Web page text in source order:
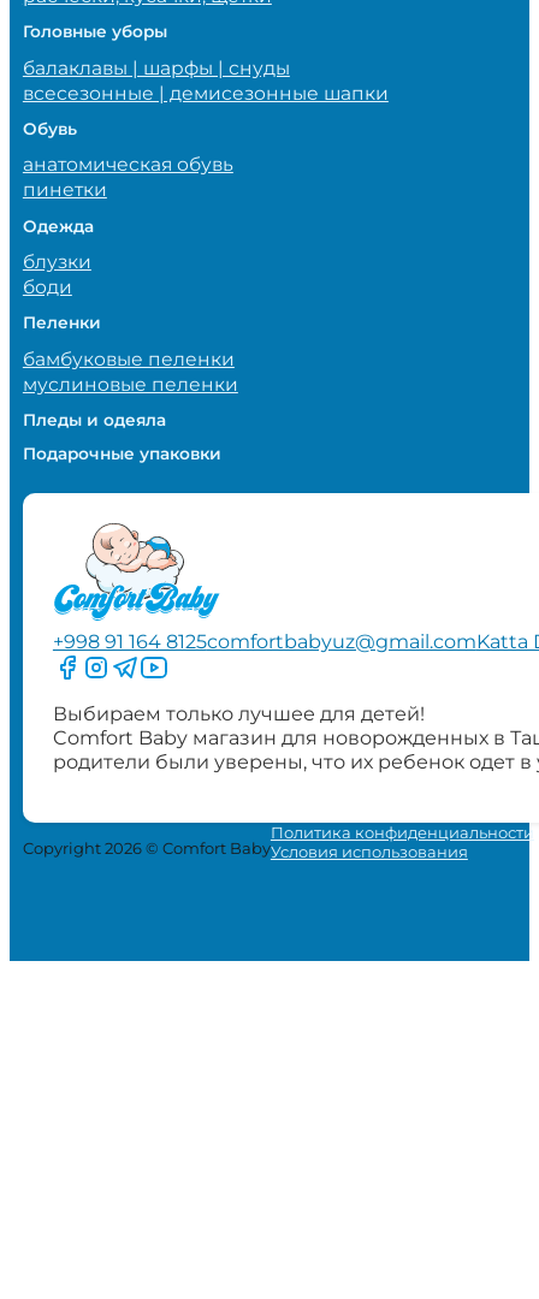
Головные уборы
балаклавы | шарфы | снуды
всесезонные | демисезонные шапки
Обувь
анатомическая обувь
пинетки
Одежда
блузки
боди
Пеленки
бамбуковые пеленки
муслиновые пеленки
Пледы и одеяла
Подарочные упаковки
+998 91 164 8125comfortbabyuz@gmail.comKatta
Следите за нами на Facebook
Следите за нами в Instagram
Следите за нами в Telegram
Следите за нами в YouTube
Выбираем только лучшее для детей!
Comfort Baby магазин для новорожденных в
родители были уверены, что их ребенок одет
Copyright 2026 © Comfort Baby
Политика конфиденциальности
Условия использования